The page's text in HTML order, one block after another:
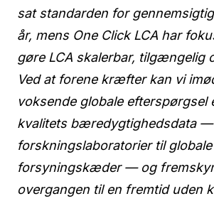
sat standarden for
år, mens One Click LCA har
gøre LCA skalerbar, tilgængelig
Ved at forene kræfter kan vi
voksende globale efterspørgsel
kvalitets bæredygtighedsdata
forskningslaboratorier til globale
forsyningskæder — og
overgangen til en fremtid uden